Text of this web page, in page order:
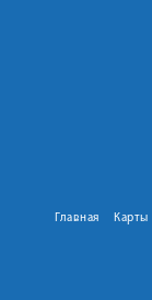
Главная Карты